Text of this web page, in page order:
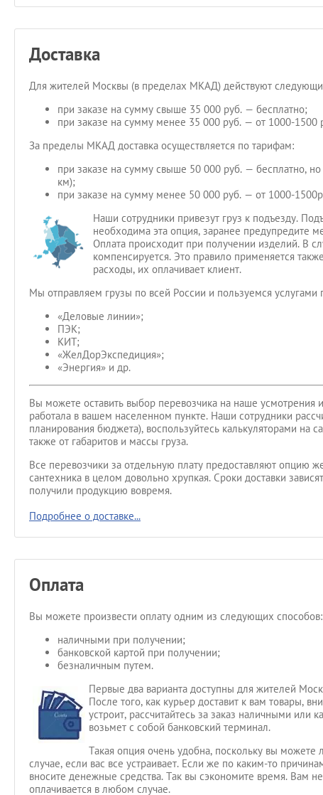
Доставка
Для жителей Москвы (в пределах МКАД) действуют
при заказе на сумму свыше 35 000 руб. — бесплатно;
при заказе на сумму менее 35 000 руб. — от 1000-1500
За пределы МКАД доставка осуществляется по тарифам:
при заказе на сумму свыше 50 000 руб. — бесплатно,
км);
при заказе на сумму менее 50 000 руб. — от 1000-
Наши сотрудники привезут груз к подъезду.
необходима эта опция, заранее предупредите
Оплата происходит при получении изделий. В
компенсируется. Это правило применяется
расходы, их оплачивает клиент.
Мы отправляем грузы по всей России и пользуемся услугами
«Деловые линии»;
ПЭК;
КИТ;
«ЖелДорЭкспедиция»;
«Энергия» и др.
Вы можете оставить выбор перевозчика на наше усмотрения
работала в вашем населенном пункте. Наши сотрудники
планирования бюджета), воспользуйтесь калькуляторами на
также от габаритов и массы груза.
Все перевозчики за отдельную плату предоставляют опцию
сантехника в целом довольно хрупкая. Сроки доставки
получили продукцию вовремя.
Подробнее о доставке...
Оплата
Вы можете произвести оплату одним из следующих способов:
наличными при получении;
банковской картой при получении;
безналичным путем.
Первые два варианта доступны для жителей
После того, как курьер доставит к вам товары,
устроит, рассчитайтесь за заказ наличными
возьмет с собой банковский терминал.
Такая опция очень удобна, поскольку вы можете
случае, если вас все устраивает. Если же по каким-то
вносите денежные средства. Так вы сэкономите время. Вам
оплачивается в любом случае.